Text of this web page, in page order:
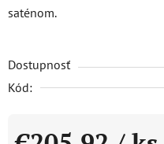
saténom.
Dostupnosť
Kód: